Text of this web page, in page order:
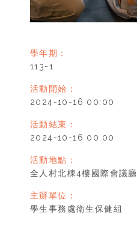
學年期：
113-1
活動開始：
2024-10-16 00:00
活動結束：
2024-10-16 00:00
活動地點：
全人村北棟4樓國際會議廳
主辦單位：
學生事務處衛生保健組